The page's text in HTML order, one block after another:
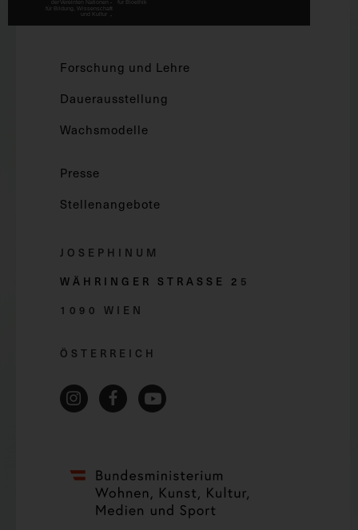
Forschung und Lehre
Dauerausstellung
Wachsmodelle
Presse
Stellenangebote
JOSEPHINUM
WÄHRINGER STRASSE 2 5
1090 WIEN
ÖSTERREICH